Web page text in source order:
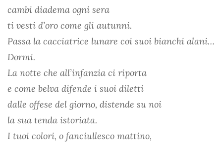
cambi diadema ogni sera
ti vesti d’oro come gli autunni.
Passa la cacciatrice lunare coi suoi bianchi alani…
Dormi.
La notte che all’infanzia ci riporta
e come belva difende i suoi diletti
dalle offese del giorno, distende su noi
la sua tenda istoriata.
I tuoi colori, o fanciullesco mattino,